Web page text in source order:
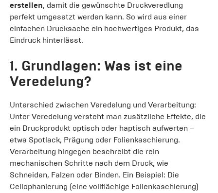
erstellen, damit die gewünschte Druckveredlung
perfekt umgesetzt werden kann. So wird aus einer
einfachen Drucksache ein hochwertiges Produkt, das
Eindruck hinterlässt.
1. Grundlagen: Was ist eine
Veredelung?
Unterschied zwischen Veredelung und Verarbeitung:
Unter Veredelung versteht man zusätzliche Effekte, die
ein Druckprodukt optisch oder haptisch aufwerten –
etwa Spotlack, Prägung oder Folienkaschierung.
Verarbeitung hingegen beschreibt die rein
mechanischen Schritte nach dem Druck, wie
Schneiden, Falzen oder Binden. Ein Beispiel: Die
Cellophanierung (eine vollflächige Folienkaschierung)